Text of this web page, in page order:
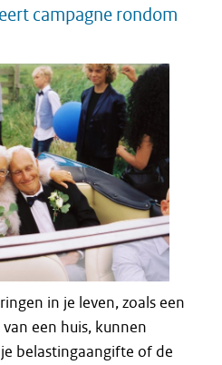
campagne rondom
in je leven, zoals een
een huis, kunnen
belastingaangifte of de